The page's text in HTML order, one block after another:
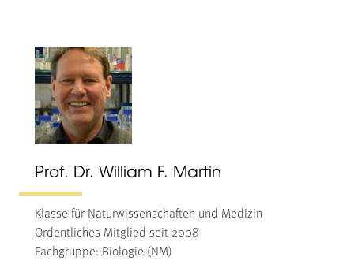
Prof. Dr. William F. Martin
Klasse für Naturwissenschaften und Medizin
Ordentliches Mitglied seit 2008
Fachgruppe: Biologie (NM)